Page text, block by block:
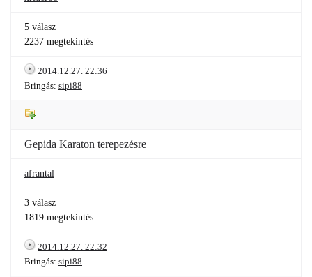
5 válasz
2237 megtekintés
2014.12.27. 22:36
Bringás: sipi88
Gepida Karaton terepezésre
afrantal
3 válasz
1819 megtekintés
2014.12.27. 22:32
Bringás: sipi88